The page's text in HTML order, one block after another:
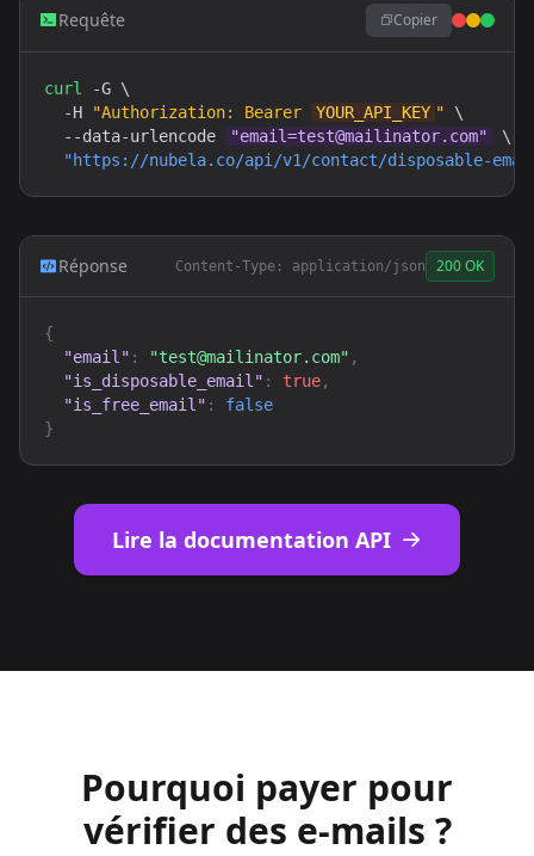
Requête Copier
curl
-G \
  -H
"Authorization: Bearer YOUR_API_KEY " \
  --data-urlencode
"email=test@mailinator.com"
\
"https://nubela.co/api/v1/contact/disposable-
Réponse Content-Type: application/json 200 OK
{
"email" : "test@mailinator.com" ,
"is_disposable_email" : true,
"is_free_email" :
false
}
Lire la documentation API
Pourquoi payer pour
vérifier des e-mails ?